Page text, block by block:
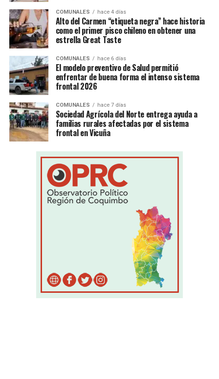
COMUNALES hace 4 días
Alto del Carmen “etiqueta negra” hace historia
como el primer pisco chileno en obtener una
estrella Great Taste
COMUNALES hace 6 días
El modelo preventivo de Salud permitió
enfrentar de buena forma el intenso sistema
frontal 2026
COMUNALES hace 7 días
Sociedad Agrícola del Norte entrega ayuda a
familias rurales afectadas por el sistema
frontal en Vicuña